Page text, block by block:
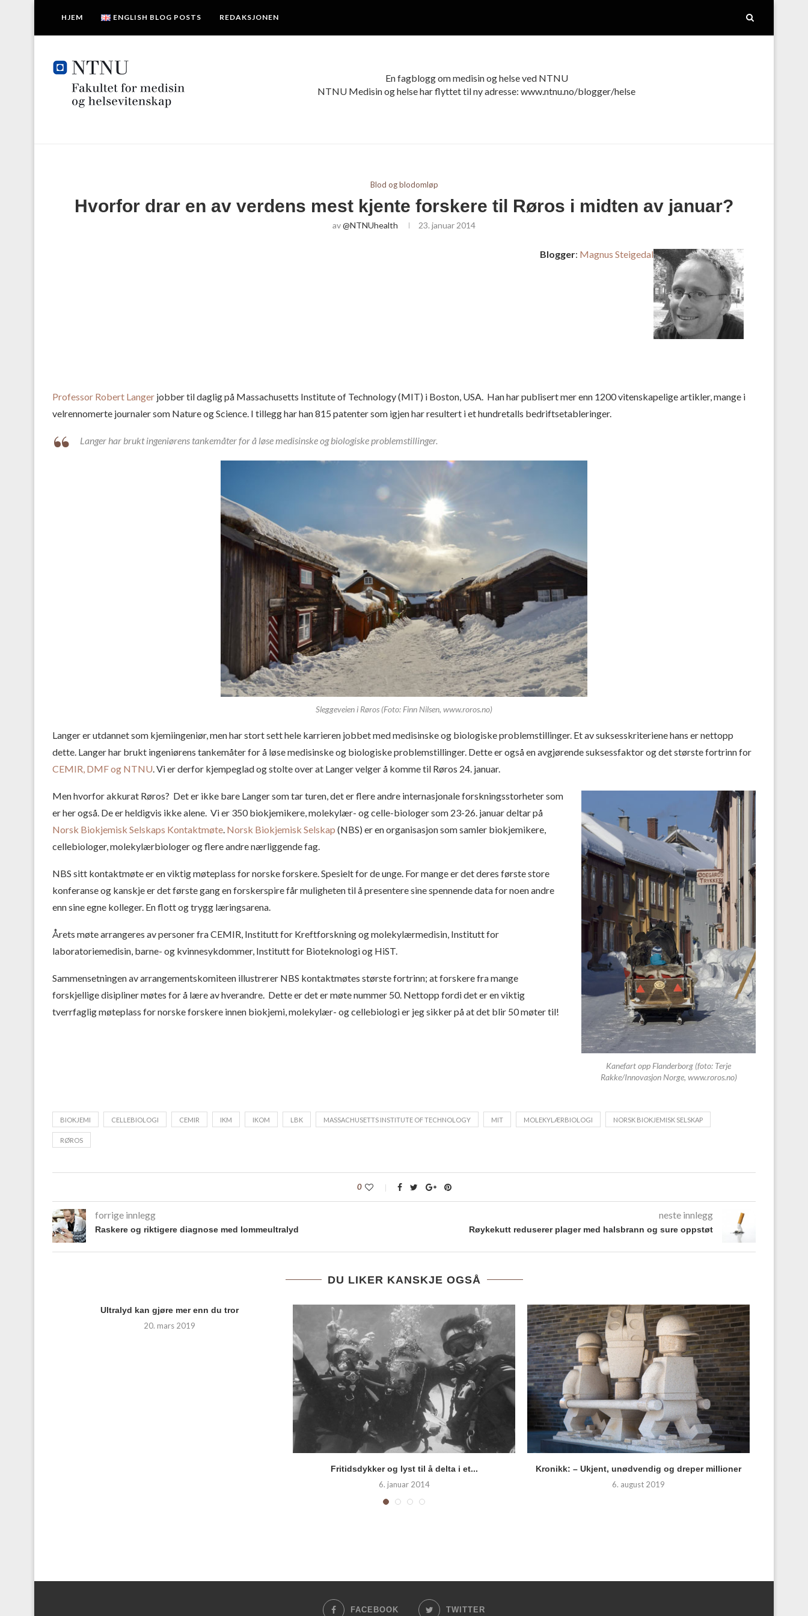
HJEM ENGLISH BLOG POSTS REDAKSJONEN
En fagblogg om medisin og helse ved NTNU
NTNU Medisin og helse har flyttet til ny adresse: www.ntnu.no/blogger/helse
Blod og blodomløp
Hvorfor drar en av verdens mest kjente forskere til Røros i midten av januar?
av@NTNUhealth 23. januar 2014
Blogger: Magnus Steigedal
Professor Robert Langer jobber til daglig på Massachusetts Institute of Technology (MIT) i Boston, USA. Han har publisert mer enn 1200 vitenskapelige artikler, mange i
velrennomerte journaler som Nature og Science. I tillegg har han 815 patenter som igjen har resultert i et hundretalls bedriftsetableringer.
Langer har brukt ingeniørens tankemåter for å løse medisinske og biologiske problemstillinger.
Sleggeveien i Røros (Foto: Finn Nilsen, www.roros.no)
Langer er utdannet som kjemiingeniør, men har stort sett hele karrieren jobbet med medisinske og biologiske problemstillinger. Et av suksesskriteriene hans er nettopp
dette. Langer har brukt ingeniørens tankemåter for å løse medisinske og biologiske problemstillinger. Dette er også en avgjørende suksessfaktor og det største fortrinn for
CEMIR, DMF og NTNU. Vi er derfor kjempeglad og stolte over at Langer velger å komme til Røros 24. januar.
Kanefart opp Flanderborg (foto: Terje
Rakke/Innovasjon Norge, www.roros.no)
Men hvorfor akkurat Røros? Det er ikke bare Langer som tar turen, det er flere andre internasjonale forskningsstorheter som
er her også. De er heldigvis ikke alene. Vi er 350 biokjemikere, molekylær- og celle-biologer som 23-26. januar deltar på
Norsk Biokjemisk Selskaps Kontaktmøte. Norsk Biokjemisk Selskap (NBS) er en organisasjon som samler biokjemikere,
cellebiologer, molekylærbiologer og flere andre nærliggende fag.
NBS sitt kontaktmøte er en viktig møteplass for norske forskere. Spesielt for de unge. For mange er det deres første store
konferanse og kanskje er det første gang en forskerspire får muligheten til å presentere sine spennende data for noen andre
enn sine egne kolleger. En flott og trygg læringsarena.
Årets møte arrangeres av personer fra CEMIR, Institutt for Kreftforskning og molekylærmedisin, Institutt for
laboratoriemedisin, barne- og kvinnesykdommer, Institutt for Bioteknologi og HiST.
Sammensetningen av arrangementskomiteen illustrerer NBS kontaktmøtes største fortrinn; at forskere fra mange
forskjellige disipliner møtes for å lære av hverandre. Dette er det er møte nummer 50. Nettopp fordi det er en viktig
tverrfaglig møteplass for norske forskere innen biokjemi, molekylær- og cellebiologi er jeg sikker på at det blir 50 møter til!
BIOKJEMI CELLEBIOLOGI CEMIR IKM IKOM LBK MASSACHUSETTS INSTITUTE OF TECHNOLOGY MIT MOLEKYLÆRBIOLOGI NORSK BIOKJEMISK SELSKAP
RØROS
0
forrige innlegg
Raskere og riktigere diagnose med lommeultralyd
neste innlegg
Røykekutt reduserer plager med halsbrann og sure oppstøt
DU LIKER KANSKJE OGSÅ
Ultralyd kan gjøre mer enn du tror
20. mars 2019
Fritidsdykker og lyst til å delta i et...
6. januar 2014
Kronikk: – Ukjent, unødvendig og dreper millioner
6. august 2019
FACEBOOK TWITTER